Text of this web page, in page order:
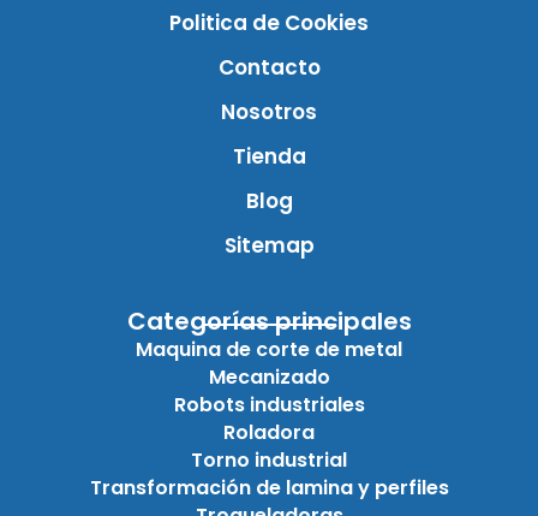
Politica de Cookies
Contacto
Nosotros
Tienda
Blog
Sitemap
Categorías principales
Maquina de corte de metal
Mecanizado
Robots industriales
Roladora
Torno industrial
Transformación de lamina y perfiles